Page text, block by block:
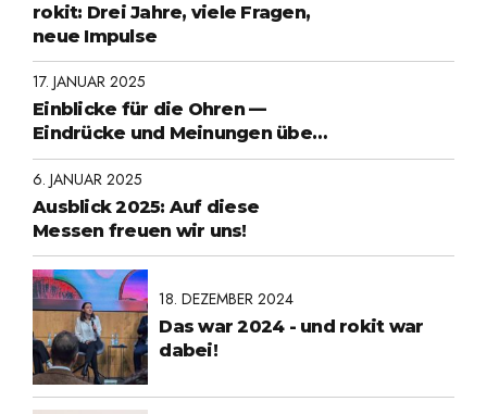
rokit: Drei Jahre, viele Fragen,
neue Impulse
17. JANUAR 2025
Einblicke für die Ohren —
Eindrücke und Meinungen über
Roboter in freier Wildbahn:
6. JANUAR 2025
Ausblick 2025: Auf diese
Messen freuen wir uns!
18. DEZEMBER 2024
Das war 2024 - und rokit war
dabei!